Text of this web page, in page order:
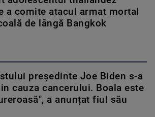
a comite atacul armat mortal
de lângă Bangkok
președinte Joe Biden s-a
cauza cancerului. Boala este
a anunțat fiul său